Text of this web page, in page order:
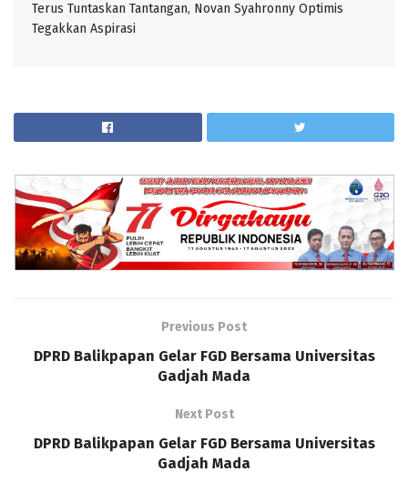
Terus Tuntaskan Tantangan, Novan Syahronny Optimis
Tegakkan Aspirasi
Previous Post
DPRD Balikpapan Gelar FGD Bersama Universitas
Gadjah Mada
Next Post
DPRD Balikpapan Gelar FGD Bersama Universitas
Gadjah Mada